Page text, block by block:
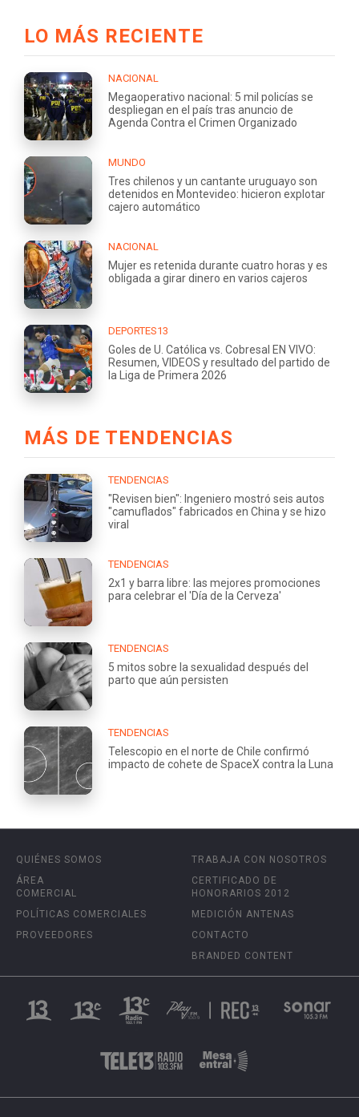
LO MÁS RECIENTE
NACIONAL
Megaoperativo nacional: 5 mil policías se
despliegan en el país tras anuncio de
Agenda Contra el Crimen Organizado
MUNDO
Tres chilenos y un cantante uruguayo son
detenidos en Montevideo: hicieron explotar
cajero automático
NACIONAL
Mujer es retenida durante cuatro horas y es
obligada a girar dinero en varios cajeros
DEPORTES13
Goles de U. Católica vs. Cobresal EN VIVO:
Resumen, VIDEOS y resultado del partido de
la Liga de Primera 2026
MÁS DE TENDENCIAS
TENDENCIAS
"Revisen bien": Ingeniero mostró seis autos
"camuflados" fabricados en China y se hizo
viral
TENDENCIAS
2x1 y barra libre: las mejores promociones
para celebrar el 'Día de la Cerveza'
TENDENCIAS
5 mitos sobre la sexualidad después del
parto que aún persisten
TENDENCIAS
Telescopio en el norte de Chile confirmó
impacto de cohete de SpaceX contra la Luna
QUIÉNES SOMOS
ÁREA
COMERCIAL
POLÍTICAS COMERCIALES
PROVEEDORES
TRABAJA CON NOSOTROS
CERTIFICADO DE
HONORARIOS 2012
MEDICIÓN ANTENAS
CONTACTO
BRANDED CONTENT